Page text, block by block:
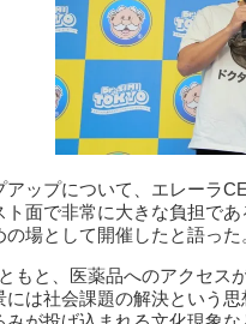
アップについて、エレーラ
ト面で非常に大きな負担で
の場として開催したと語った
もと、医薬品へのアクセス
には社会課題の解決という